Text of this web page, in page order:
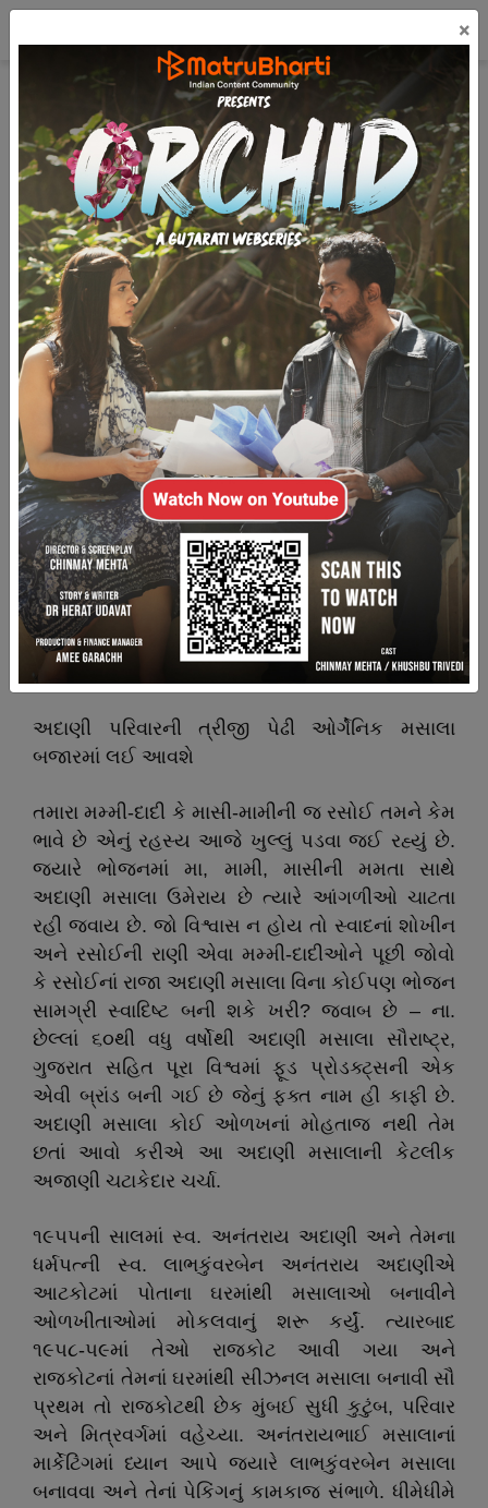
×
Adani Masala
(41.9k) 11.6k 7 3.1k
અદાણી મસાલા
ભવ્ય રાવલ
અદાણી મસાલાની નેક્સ્ટ જનરેશનએ ગૃહ ઉદ્યોગ
સમા અદાણી મસાલાનું મલ્ટીનેશનલ કંપનીમાં રૂપાંતર
કર્યું
પરંપરાગત સ્વાદમાં આધુનિકતાનો સંગમ રચી મસાલા
માર્કેટમાં નંબર ૧ બનતા અદાણી મસાલા
અદાણી પરિવારની ત્રીજી પેઢી ઓર્ગેનિક મસાલા
બજારમાં લઈ આવશે
તમારા મમ્મી-દાદી કે માસી-મામીની જ રસોઈ તમને કેમ
ભાવે છે એનું રહસ્ય આજે ખુલ્લું પડવા જઈ રહ્યું છે.
જ્યારે ભોજનમાં મા, મામી, માસીની મમતા સાથે
અદાણી મસાલા ઉમેરાય છે ત્યારે આંગળીઓ ચાટતા
રહી જવાય છે. જો વિશ્વાસ ન હોય તો સ્વાદનાં શોખીન
અને રસોઈની રાણી એવા મમ્મી-દાદીઓને પૂછી જોવો
કે રસોઈનાં રાજા અદાણી મસાલા વિના કોઈપણ ભોજન
સામગ્રી સ્વાદિષ્ટ બની શકે ખરી? જવાબ છે – ના.
છેલ્લાં ૬૦થી વધુ વર્ષોથી અદાણી મસાલા સૌરાષ્ટ્ર,
ગુજરાત સહિત પૂરા વિશ્વમાં ફૂડ પ્રોડક્ટ્સની એક
એવી બ્રાંડ બની ગઈ છે જેનું ફક્ત નામ હી કાફી છે.
અદાણી મસાલા કોઈ ઓળખનાં મોહતાજ નથી તેમ
છતાં આવો કરીએ આ અદાણી મસાલાની કેટલીક
અજાણી ચટાકેદાર ચર્ચા.
૧૯૫૫ની સાલમાં સ્વ. અનંતરાય અદાણી અને તેમના
ધર્મપત્ની સ્વ. લાભકુંવરબેન અનંતરાય અદાણીએ
આટકોટમાં પોતાના ઘરમાંથી મસાલાઓ બનાવીને
ઓળખીતાઓમાં મોકલવાનું શરૂ કર્યું. ત્યારબાદ
૧૯૫૮-૫૯માં તેઓ રાજકોટ આવી ગયા અને
રાજકોટનાં તેમનાં ઘરમાંથી સીઝનલ મસાલા બનાવી સૌ
પ્રથમ તો રાજકોટથી છેક મુંબઈ સુધી કુટુંબ, પરિવાર
અને મિત્રવર્ગમાં વહેચ્યા. અનંતરાયભાઈ મસાલાનાં
માર્કેટિંગમાં ધ્યાન આપે જ્યારે લાભકુંવરબેન મસાલા
બનાવવા અને તેનાં પેકિંગનું કામકાજ સંભાળે. ધીમેધીમે